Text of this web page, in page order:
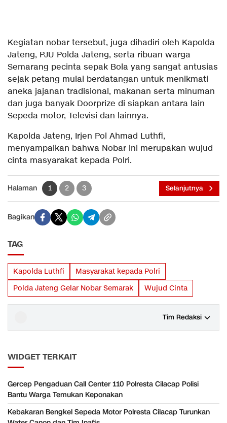
Kegiatan nobar tersebut, juga dihadiri oleh Kapolda
Jateng, PJU Polda Jateng, serta ribuan warga
Semarang pecinta sepak Bola yang sangat antusias
sejak petang mulai berdatangan untuk menikmati
aneka jajanan tradisional, makanan serta minuman
dan juga banyak Doorprize di siapkan antara lain
Sepeda motor, Televisi dan lainnya.
Kapolda Jateng, Irjen Pol Ahmad Luthfi,
menyampaikan bahwa Nobar ini merupakan wujud
cinta masyarakat kepada Polri.
Halaman 1 2 3 Selanjutnya
Bagikan
TAG
Kapolda Luthfi
Masyarakat kepada Polri
Polda Jateng Gelar Nobar Semarak
Wujud Cinta
Tim Redaksi
WIDGET TERKAIT
Gercep Pengaduan Call Center 110 Polresta Cilacap Polisi
Bantu Warga Temukan Keponakan
Kebakaran Bengkel Sepeda Motor Polresta Cilacap Turunkan